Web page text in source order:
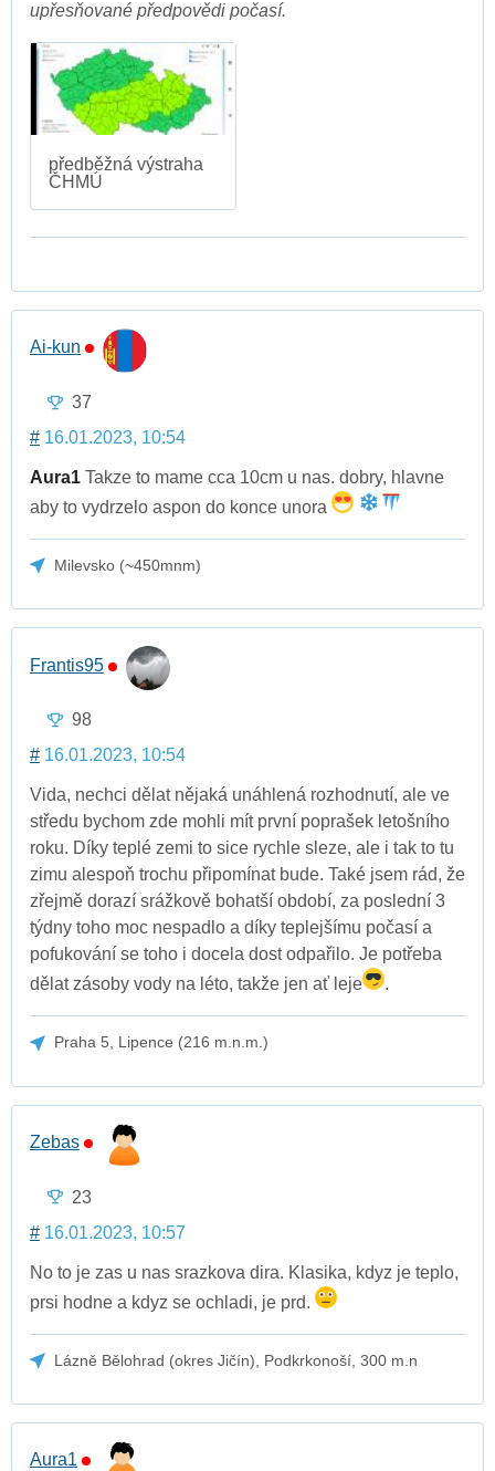
upřesňované předpovědi počasí.
předběžná výstraha
ČHMÚ
Ai-kun
37
# 16.01.2023, 10:54
Aura1 Takze to mame cca 10cm u nas. dobry, hlavne
aby to vydrzelo aspon do konce unora
Milevsko (~450mnm)
Frantis95
98
# 16.01.2023, 10:54
Vida, nechci dělat nějaká unáhlená rozhodnutí, ale ve
středu bychom zde mohli mít první poprašek letošního
roku. Díky teplé zemi to sice rychle sleze, ale i tak to tu
zimu alespoň trochu připomínat bude. Také jsem rád, že
zřejmě dorazí srážkově bohatší období, za poslední 3
týdny toho moc nespadlo a díky teplejšímu počasí a
pofukování se toho i docela dost odpařilo. Je potřeba
dělat zásoby vody na léto, takže jen ať leje
.
Praha 5, Lipence (216 m.n.m.)
Zebas
23
# 16.01.2023, 10:57
No to je zas u nas srazkova dira. Klasika, kdyz je teplo,
prsi hodne a kdyz se ochladi, je prd.
Lázně Bělohrad (okres Jičín), Podkrkonoší, 300 m.n
Aura1